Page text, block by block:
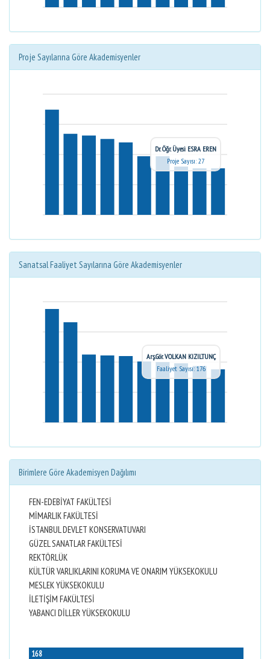
Proje Sayılarına Göre Akademisyenler
Dr. Öğr. Üyesi ESRA EREN
Proje Sayısı: 27
Sanatsal Faaliyet Sayılarına Göre Akademisyenler
Arş.Gör. VOLKAN KIZILTUNÇ
Faaliyet Sayısı: 176
Birimlere Göre Akademisyen Dağılımı
FEN-EDEBİYAT FAKÜLTESİ
MİMARLIK FAKÜLTESİ
İSTANBUL DEVLET KONSERVATUVARI
GÜZEL SANATLAR FAKÜLTESİ
REKTÖRLÜK
KÜLTÜR VARLIKLARINI KORUMA VE ONARIM YÜKSEKOKULU
MESLEK YÜKSEKOKULU
İLETİŞİM FAKÜLTESİ
YABANCI DİLLER YÜKSEKOKULU
168